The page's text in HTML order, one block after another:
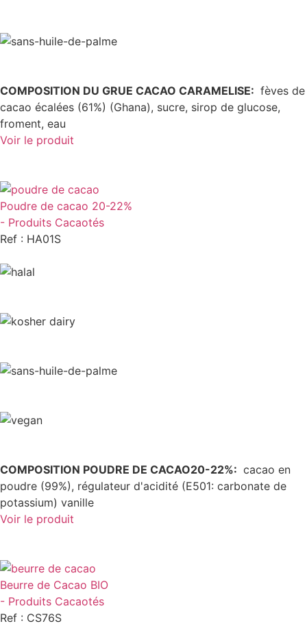
COMPOSITION DU GRUE CACAO CARAMELISE: fèves de
cacao écalées (61%) (Ghana), sucre, sirop de glucose,
froment, eau
Voir le produit
Poudre de cacao 20-22%
- Produits Cacaotés
Ref : HA01S
COMPOSITION POUDRE DE CACAO20-22%: cacao en
poudre (99%), régulateur d'acidité (E501: carbonate de
potassium) vanille
Voir le produit
Beurre de Cacao BIO
- Produits Cacaotés
Ref : CS76S